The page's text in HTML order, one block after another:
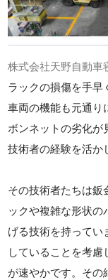
株式会社天野自動車
ラックの損傷を手早
車両の機能も元通り
ボンネットの劣化が
技術者の経験を活か
その技術者たちは鈑
ックや複雑な形状
げる技術を持ってい
していることを考
が速やかです。その